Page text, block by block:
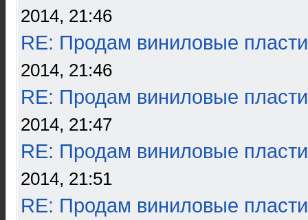
2014, 21:46
RE: Продам виниловые
2014, 21:46
RE: Продам виниловые
2014, 21:47
RE: Продам виниловые
2014, 21:51
RE: Продам виниловые